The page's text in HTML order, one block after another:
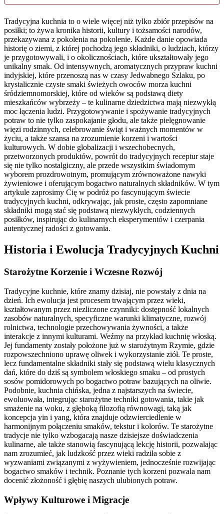
Tradycyjna kuchnia to o wiele więcej niż tylko zbiór przepisów na
posiłki; to żywa kronika historii, kultury i tożsamości narodów,
przekazywana z pokolenia na pokolenie. Każde danie opowiada
historię o ziemi, z której pochodzą jego składniki, o ludziach, którzy
je przygotowywali, i o okolicznościach, które ukształtowały jego
unikalny smak. Od intensywnych, aromatycznych przypraw kuchni
indyjskiej, które przenoszą nas w czasy Jedwabnego Szlaku, po
krystalicznie czyste smaki świeżych owoców morza kuchni
śródziemnomorskiej, które od wieków są podstawą diety
mieszkańców wybrzeży – te kulinarne dziedzictwa mają niezwykłą
moc łączenia ludzi. Przygotowywanie i spożywanie tradycyjnych
potraw to nie tylko zaspokajanie głodu, ale także pielęgnowanie
więzi rodzinnych, celebrowanie świąt i ważnych momentów w
życiu, a także szansa na zrozumienie korzeni i wartości
kulturowych. W dobie globalizacji i wszechobecnych,
przetworzonych produktów, powrót do tradycyjnych receptur staje
się nie tylko nostalgiczny, ale przede wszystkim świadomym
wyborem prozdrowotnym, promującym zrównoważone nawyki
żywieniowe i oferującym bogactwo naturalnych składników. W tym
artykule zaprosimy Cię w podróż po fascynującym świecie
tradycyjnych kuchni, odkrywając, jak proste, często zapomniane
składniki mogą stać się podstawą niezwykłych, codziennych
posiłków, inspirując do kulinarnych eksperymentów i czerpania
autentycznej radości z gotowania.
Historia i Ewolucja Tradycyjnych Kuchni
Starożytne Korzenie i Wczesne Rozwój
Tradycyjne kuchnie, które znamy dzisiaj, nie powstały z dnia na
dzień. Ich ewolucja jest procesem trwającym przez wieki,
kształtowanym przez niezliczone czynniki: dostępność lokalnych
zasobów naturalnych, specyficzne warunki klimatyczne, rozwój
rolnictwa, technologie przechowywania żywności, a także
interakcje z innymi kulturami. Weźmy na przykład kuchnię włoską.
Jej fundamenty zostały położone już w starożytnym Rzymie, gdzie
rozpowszechniono uprawę oliwek i wykorzystanie ziół. Te proste,
lecz fundamentalne składniki stały się podstawą wielu klasycznych
dań, które do dziś są symbolem włoskiego smaku – od prostych
sosów pomidorowych po bogactwo potraw bazujących na oliwie.
Podobnie, kuchnia chińska, jedna z najstarszych na świecie,
ewoluowała, integrując starożytne techniki gotowania, takie jak
smażenie na woku, z głęboką filozofią równowagi, taką jak
koncepcja yin i yang, która znajduje odzwierciedlenie w
harmonijnym połączeniu smaków, tekstur i kolorów. Te starożytne
tradycje nie tylko wzbogacają nasze dzisiejsze doświadczenia
kulinarne, ale także stanowią fascynującą lekcję historii, pozwalając
nam zrozumieć, jak ludzkość przez wieki radziła sobie z
wyzwaniami związanymi z wyżywieniem, jednocześnie rozwijając
bogactwo smaków i technik. Poznanie tych korzeni pozwala nam
docenić złożoność i głębię naszych ulubionych potraw.
Wpływy Kulturowe i Migracje